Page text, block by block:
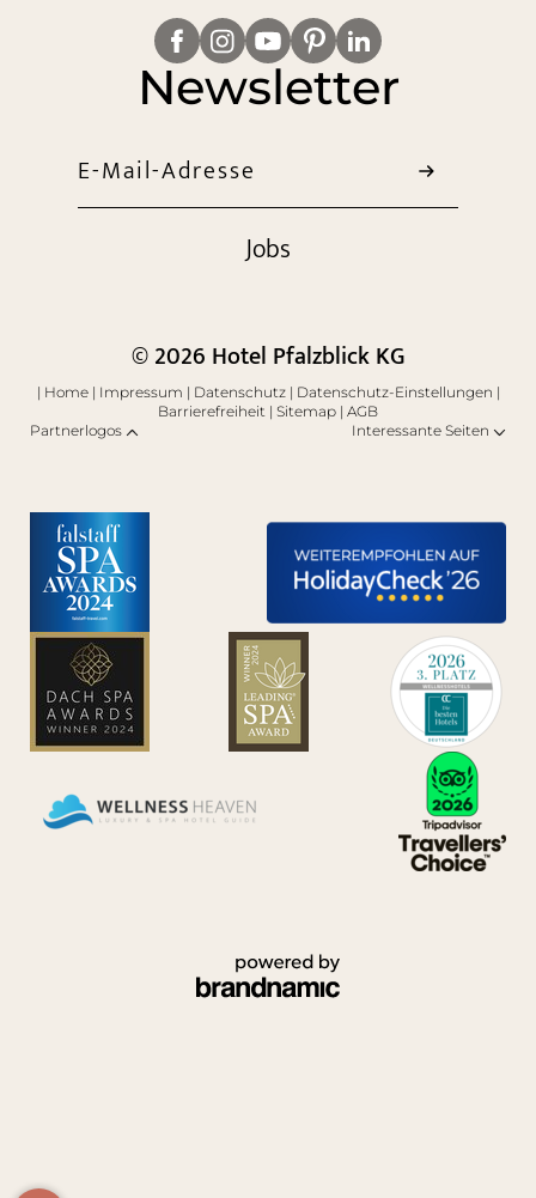
Newsletter
E-Mail-Adresse
Jobs
© 2026 Hotel Pfalzblick KG
| Home | Impressum | Datenschutz | Datenschutz-Einstellungen |
Barrierefreiheit | Sitemap | AGB
Partnerlogos
Interessante Seiten